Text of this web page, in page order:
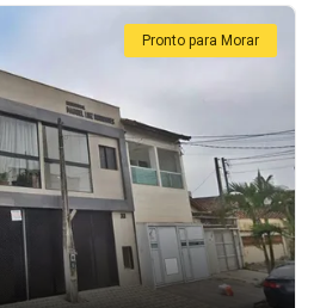
Pronto para Morar